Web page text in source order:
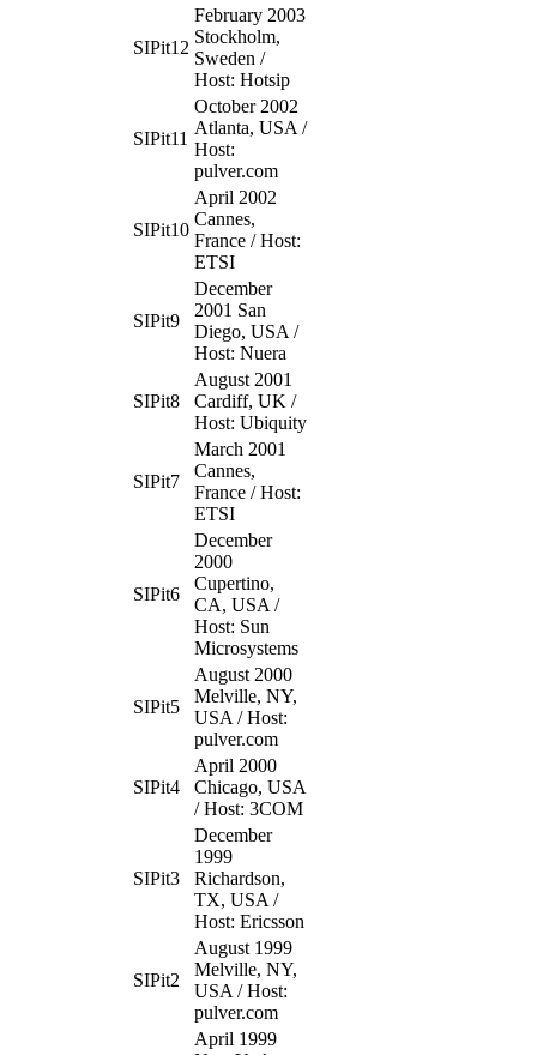
SIPit12
February 2003
Stockholm,
Sweden /
Host: Hotsip
SIPit11
October 2002
Atlanta, USA /
Host:
pulver.com
SIPit10
April 2002
Cannes,
France / Host:
ETSI
SIPit9
December
2001 San
Diego, USA /
Host: Nuera
SIPit8
August 2001
Cardiff, UK /
Host: Ubiquity
SIPit7
March 2001
Cannes,
France / Host:
ETSI
SIPit6
December
2000
Cupertino,
CA, USA /
Host: Sun
Microsystems
SIPit5
August 2000
Melville, NY,
USA / Host:
pulver.com
SIPit4
April 2000
Chicago, USA
/ Host: 3COM
SIPit3
December
1999
Richardson,
TX, USA /
Host: Ericsson
SIPit2
August 1999
Melville, NY,
USA / Host:
pulver.com
April 1999